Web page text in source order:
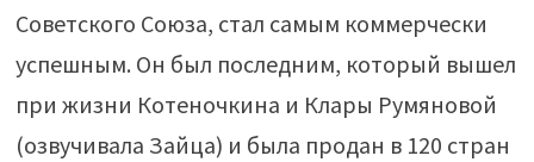
Советского Союза, стал самым коммерчески
успешным. Он был последним, который вышел
при жизни Котеночкина и Клары Румяновой
(озвучивала Зайца) и была продан в 120 стран